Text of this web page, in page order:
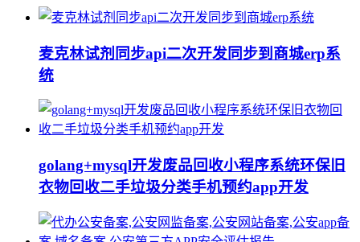
麦克林试剂同步api二次开发同步到商城erp系
统
golang+mysql开发废品回收小程序系统环保旧
衣物回收二手垃圾分类手机预约app开发